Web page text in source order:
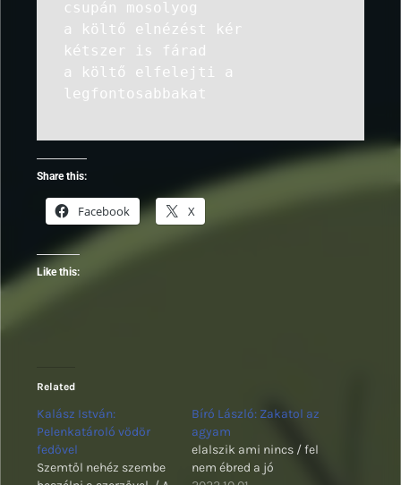
csupán mosolyog
a költő elnézést kér
kétszer is fárad
a költő elfelejti a
legfontosabbakat
Share this:
Facebook X
Like this:
Related
Kalász István:
Pelenkatároló vödör
fedővel
Szemtől nehéz szembe
Bíró László: Zakatol az
agyam
elalszik ami nincs / fel
nem ébred a jó